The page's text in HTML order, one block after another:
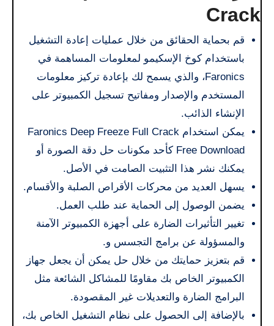
Crack
قم بحماية الحقائق من خلال عمليات إعادة التشغيل
باستخدام كوخ الإسكيمو لمعلومات المساهمة في
Faronics، والذي يسمح لك بإعادة تركيز معلومات
المستخدم والإصدار ومفاتيح تسجيل الكمبيوتر على
الإنشاء الذائب.
يمكن استخدام Faronics Deep Freeze Full Crack
Free Download كأحد مكونات حل دقة الصورة أو
يمكنك نشر هذا التثبيت الصامت في الأصل.
يسهل العديد من محركات الأقراص الصلبة والأقسام.
يضمن الوصول إلى الحماية عند طلب العمل.
تغيير التأثيرات الضارة على أجهزة الكمبيوتر الآمنة
والمسؤولة عن برامج التجسس و.
قم بتعزيز حمايتك من خلال حل يمكن أن يجعل جهاز
الكمبيوتر الخاص بك مقاومًا للمشاكل الشائعة مثل
البرامج الضارة والتعديلات غير المقصودة.
بالإضافة إلى الحصول على نظام التشغيل الخاص بك،